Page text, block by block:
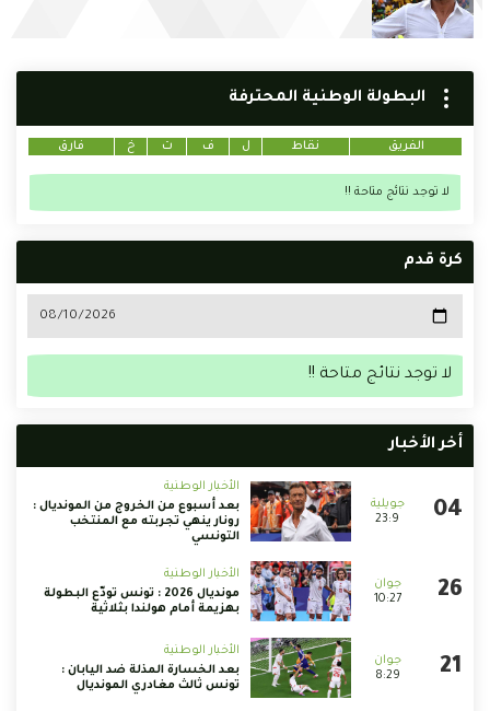
البطولة الوطنية المحترفة
الفريق نقاط ل ف ت خ فارق
لا توجد نتائج متاحة !!
كرة قدم
لا توجد نتائج متاحة !!
أخر الأخبار
23:9
الأخبار الوطنية
بعد أسبوع من الخروج من المونديال :
رونار ينهي تجربته مع المنتخب
التونسي
10:27
الأخبار الوطنية
مونديال 2026 : تونس تودّع البطولة
بهزيمة أمام هولندا بثلاثية
8:29
الأخبار الوطنية
بعد الخسارة المذلة ضد اليابان :
تونس ثالث مغادري المونديال